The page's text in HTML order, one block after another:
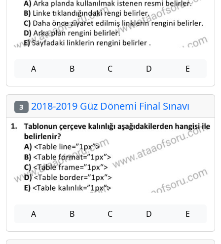
A B C D E
3 2018-2019 Güz Dönemi Final Sınavı
A B C D E